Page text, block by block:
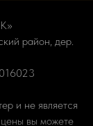
район, дер.
и не является
вы можете